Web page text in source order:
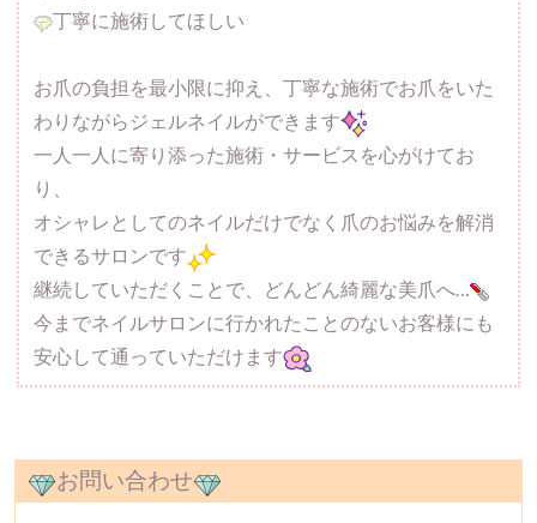
丁寧に施術してほしい
お爪の負担を最小限に抑え、丁寧な施術でお爪をいた
わりながらジェルネイルができます
一人一人に寄り添った施術・サービスを心がけてお
り、
オシャレとしてのネイルだけでなく爪のお悩みを解消
できるサロンです
継続していただくことで、どんどん綺麗な美爪へ…
今までネイルサロンに行かれたことのないお客様にも
安心して通っていただけます
お問い合わせ